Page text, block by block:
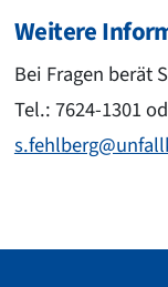
Weitere
Bei Fragen berät
Tel.: 7624-1301